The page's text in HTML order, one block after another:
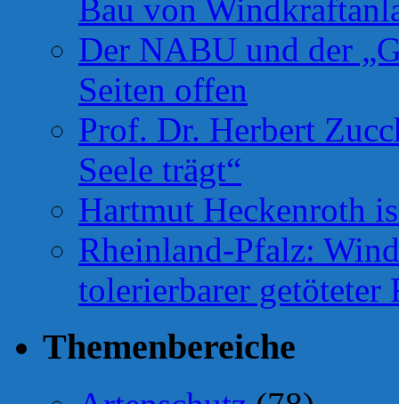
Bau von
Der NABU und der
Seiten offen
Prof. Dr. Herbert
Seele trägt“
Hartmut Heckenroth
Rheinland-Pfalz:
tolerierbarer getöteter
Themenbereiche